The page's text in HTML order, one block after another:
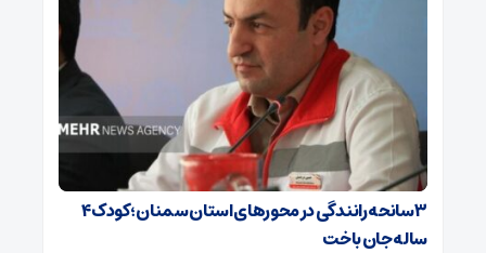
۳ سانحه رانندگی در محورهای استان سمنان؛ کودک ۴
ساله جان باخت